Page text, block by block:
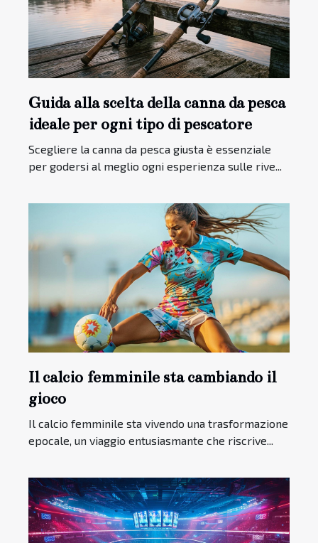
Guida alla scelta della canna da pesca
ideale per ogni tipo di pescatore
Scegliere la canna da pesca giusta è essenziale
per godersi al meglio ogni esperienza sulle rive...
Il calcio femminile sta cambiando il
gioco
Il calcio femminile sta vivendo una trasformazione
epocale, un viaggio entusiasmante che riscrive...